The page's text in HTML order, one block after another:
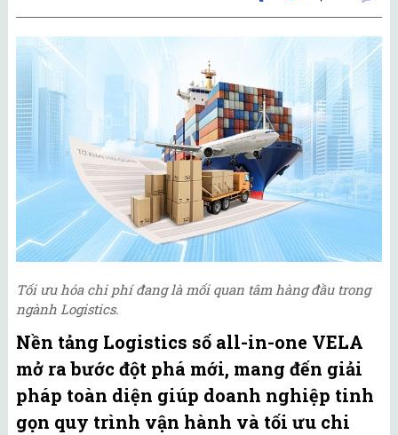
Tối ưu hóa chi phí đang là mối quan tâm hàng đầu trong
ngành Logistics.
Nền tảng Logistics số all-in-one VELA
mở ra bước đột phá mới, mang đến giải
pháp toàn diện giúp doanh nghiệp tinh
gọn quy trình vận hành và tối ưu chi